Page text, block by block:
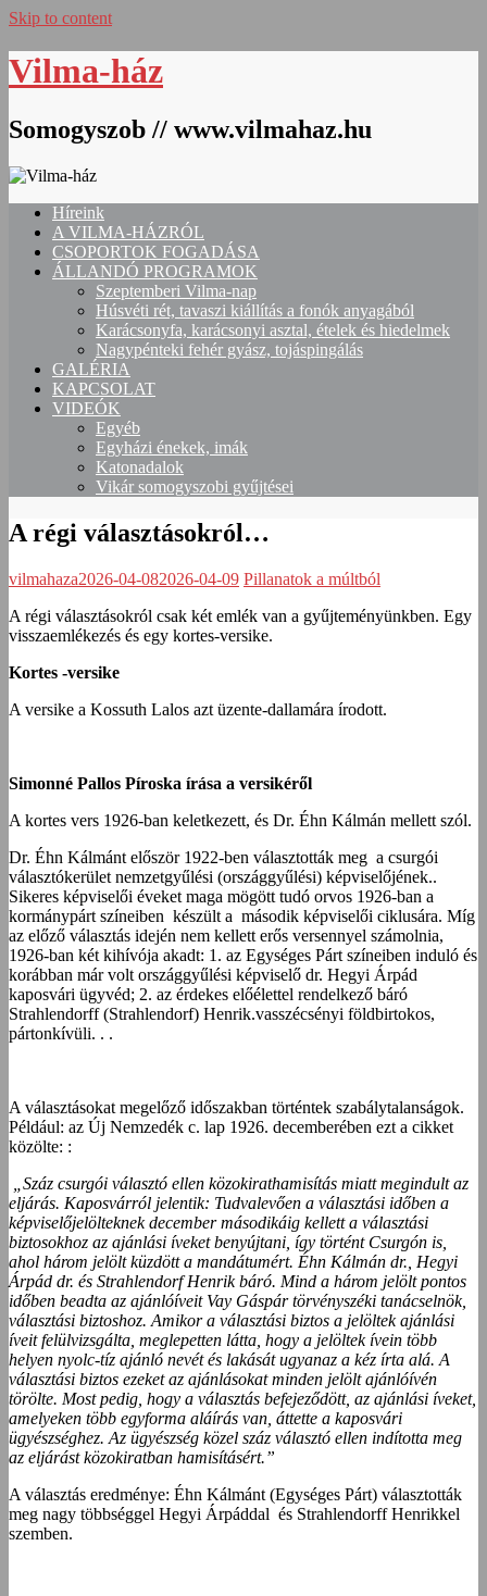
Skip to content
Vilma-ház
Somogyszob // www.vilmahaz.hu
Híreink
A VILMA-HÁZRÓL
CSOPORTOK FOGADÁSA
ÁLLANDÓ PROGRAMOK
Szeptemberi Vilma-nap
Húsvéti rét, tavaszi kiállítás a fonók anyagából
Karácsonyfa, karácsonyi asztal, ételek és hiedelmek
Nagypénteki fehér gyász, tojáspingálás
GALÉRIA
KAPCSOLAT
VIDEÓK
Egyéb
Egyházi énekek, imák
Katonadalok
Vikár somogyszobi gyűjtései
A régi választásokról…
vilmahaza2026-04-082026-04-09 Pillanatok a múltból
A régi választásokról csak két emlék van a gyűjteményünkben. Egy
visszaemlékezés és egy kortes-versike.
Kortes -versike
A versike a Kossuth Lalos azt üzente-dallamára írodott.
Simonné Pallos Píroska írása a versikéről
A kortes vers 1926-ban keletkezett, és Dr. Éhn Kálmán mellett szól.
Dr. Éhn Kálmánt először 1922-ben választották meg a csurgói
választókerület nemzetgyűlési (országgyűlési) képviselőjének..
Sikeres képviselői éveket maga mögött tudó orvos 1926-ban a
kormánypárt színeiben készült a második képviselői ciklusára. Míg
az előző választás idején nem kellett erős versennyel számolnia,
1926-ban két kihívója akadt: 1. az Egységes Párt színeiben induló és
korábban már volt országgyűlési képviselő dr. Hegyi Árpád
kaposvári ügyvéd; 2. az érdekes előélettel rendelkező báró
Strahlendorff (Strahlendorf) Henrik.vasszécsényi földbirtokos,
pártonkívüli. . .
A választásokat megelőző időszakban történtek szabálytalanságok.
Például: az Új Nemzedék c. lap 1926. decemberében ezt a cikket
közölte: :
„Száz csurgói választó ellen közokirathamisítás miatt megindult az
eljárás. Kaposvárról jelentik: Tudvalevően a választási időben a
képviselőjelölteknek december másodikáig kellett a választási
biztosokhoz az ajánlási íveket benyújtani, így történt Csurgón is,
ahol három jelölt küzdött a mandátumért. Éhn Kálmán dr., Hegyi
Árpád dr. és Strahlendorf Henrik báró. Mind a három jelölt pontos
időben beadta az ajánlóíveit Vay Gáspár törvényszéki tanácselnök,
választási biztoshoz. Amikor a választási biztos a jelöltek ajánlási
íveit felülvizsgálta, meglepetten látta, hogy a jelöltek ívein több
helyen nyolc-tíz ajánló nevét és lakását ugyanaz a kéz írta alá. A
választási biztos ezeket az ajánlásokat minden jelölt ajánlóívén
törölte. Most pedig, hogy a választás befejeződött, az ajánlási íveket,
amelyeken több egyforma aláírás van, áttette a kaposvári
ügyészséghez. Az ügyészség közel száz választó ellen indította meg
az eljárást közokiratban hamisításért.”
A választás eredménye: Éhn Kálmánt (Egységes Párt) választották
meg nagy többséggel Hegyi Árpáddal és Strahlendorff Henrikkel
szemben.